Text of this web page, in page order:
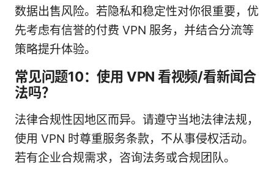
数据出售风险。若隐私和稳定性对你很重要，优
先考虑有信誉的付费 VPN 服务，并结合分流等
策略提升体验。
常见问题10：使用 VPN 看视频/看新闻合
法吗？
法律合规性因地区而异。请遵守当地法律法规，
使用 VPN 时尊重服务条款，不从事侵权活动。
若有企业合规需求，咨询法务或合规团队。